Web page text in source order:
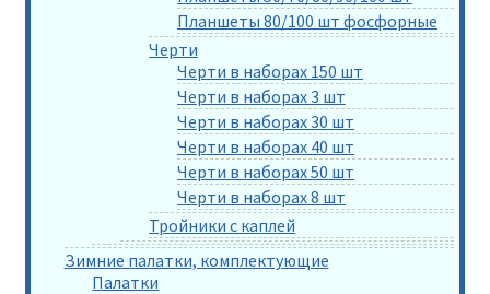
Планшеты 80/100 шт фосфорные
Черти
Черти в наборах 150 шт
Черти в наборах 3 шт
Черти в наборах 30 шт
Черти в наборах 40 шт
Черти в наборах 50 шт
Черти в наборах 8 шт
Тройники с каплей
Зимние палатки, комплектующие
Палатки